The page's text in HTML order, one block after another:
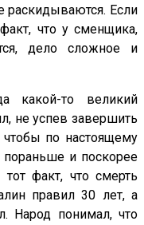
раскидываются. Если
что у сменщика,
дело сложное и
какой-то великий
не успев завершить
по настоящему
пораньше и поскорее
факт, что смерть
правил 30 лет, а
Народ понимал, что